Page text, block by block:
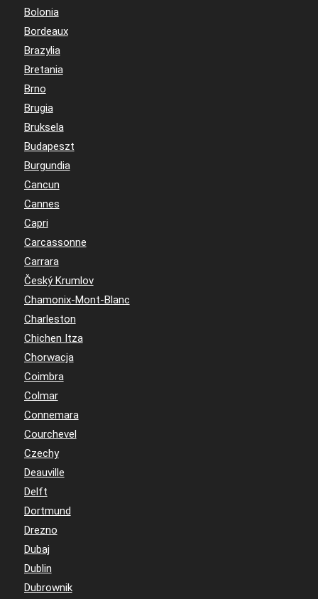
Bolonia
Bordeaux
Brazylia
Bretania
Brno
Brugia
Bruksela
Budapeszt
Burgundia
Cancun
Cannes
Capri
Carcassonne
Carrara
Český Krumlov
Chamonix-Mont-Blanc
Charleston
Chichen Itza
Chorwacja
Coimbra
Colmar
Connemara
Courchevel
Czechy
Deauville
Delft
Dortmund
Drezno
Dubaj
Dublin
Dubrownik